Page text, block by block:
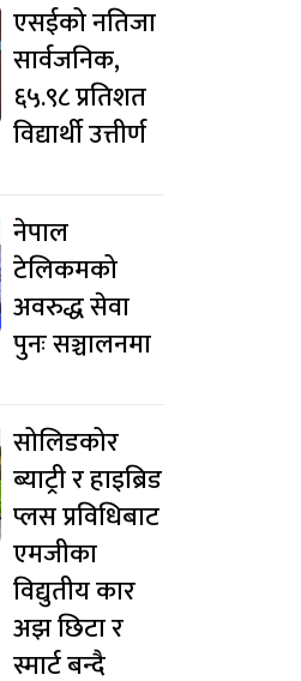
एसईको नतिजा
सार्वजनिक,
६५.९८ प्रतिशत
विद्यार्थी उत्तीर्ण
नेपाल
टेलिकमको
अवरुद्ध सेवा
पुनः सञ्चालनमा
सोलिडकोर
ब्याट्री र हाइब्रिड
प्लस प्रविधिबाट
एमजीका
विद्युतीय कार
अझ छिटा र
स्मार्ट बन्दै